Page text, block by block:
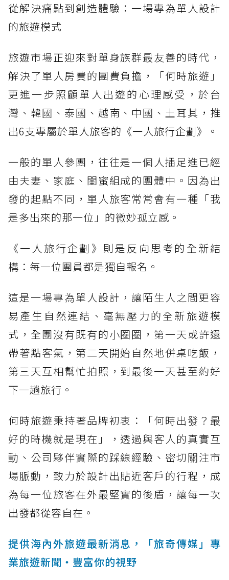
從解決痛點到創造體驗：一場專為單人設計
的旅遊模式
旅遊市場正迎來對單身族群最友善的時代，
解決了單人房費的團費負擔，「何時旅遊」
更進一步照顧單人出遊的心理感受，於台
灣、韓國、泰國、越南、中國、土耳其，推
出6支專屬於單人旅客的《一人旅行企劃》。
一般的單人參團，往往是一個人插足進已經
由夫妻、家庭、閨蜜組成的團體中。因為出
發的起點不同，單人旅客常常會有一種「我
是多出來的那一位」的微妙孤立感。
《一人旅行企劃》則是反向思考的全新結
構：每一位團員都是獨自報名。
這是一場專為單人設計，讓陌生人之間更容
易產生自然連結、毫無壓力的全新旅遊模
式，全團沒有既有的小圈圈，第一天或許還
帶著點客氣，第二天開始自然地併桌吃飯，
第三天互相幫忙拍照，到最後一天甚至約好
下一趟旅行。
何時旅遊秉持著品牌初衷：「何時出發？最
好的時機就是現在」，透過與客人的真實互
動、公司夥伴實際的踩線經驗、密切關注市
場脈動，致力於設計出貼近客戶的行程，成
為每一位旅客在外最堅實的後盾，讓每一次
出發都從容自在。
提供海內外旅遊最新消息，「旅奇傳媒」專
業旅遊新聞‧豐富你的視野